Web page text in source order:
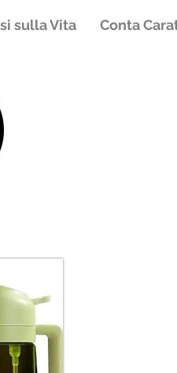
sulla Vita Conta